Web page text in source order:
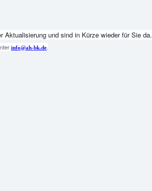
Aktualisierung und sind in Kürze wieder für Sie da.
info@ah-bk.de.